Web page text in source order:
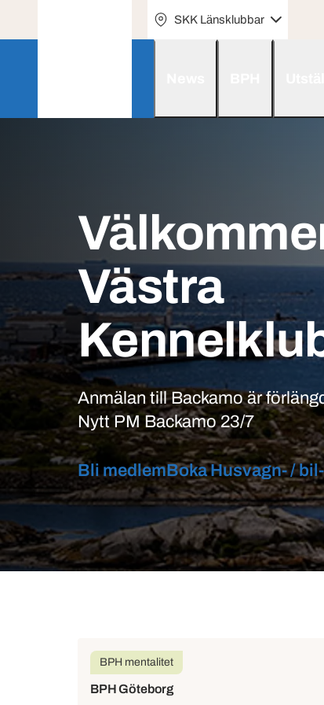
SKK Länsklubbar
Västra
Anmälan till Backamo är
Nytt PM Backamo 23/7
Bli medlem Boka Husvagn- /
BPH mentalitet
BPH Göteborg